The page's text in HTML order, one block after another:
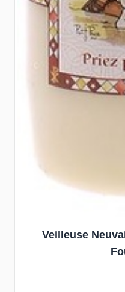
Veilleuse